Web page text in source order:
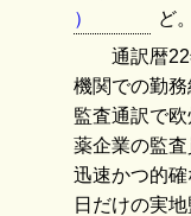
）
ど。
通訳暦22
機関での勤
監査通訳で
薬企業の監査
迅速かつ的
日だけの実